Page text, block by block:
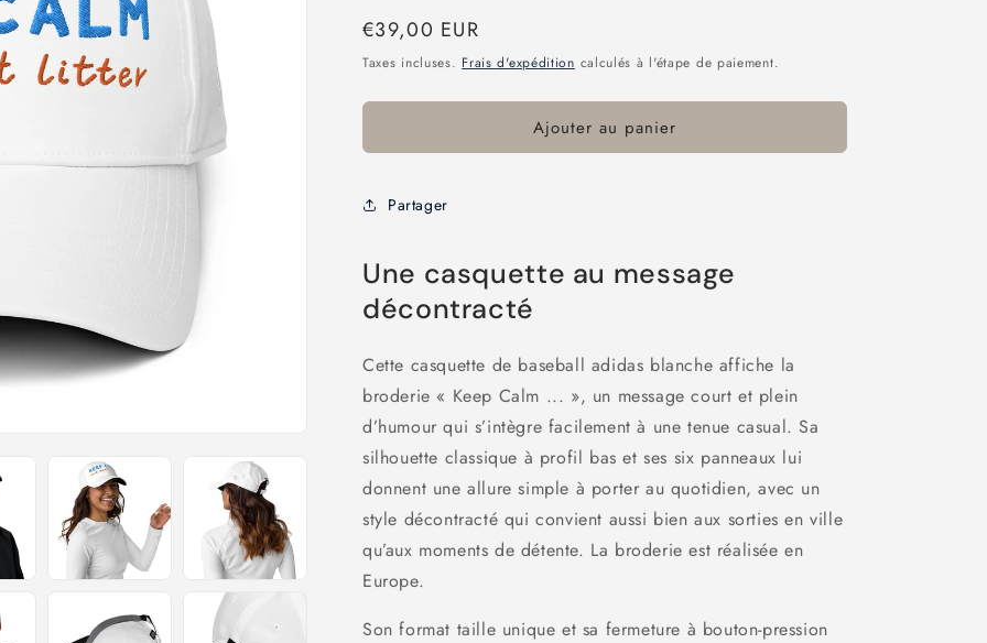
Prix
habituel
€39,00 EUR
Taxes incluses. Frais d'expédition calculés à l'étape de paiement.
Ajouter au panier
Partager
Une casquette au message
décontracté
Cette casquette de baseball adidas blanche affiche la
broderie « Keep Calm ... », un message court et plein
d’humour qui s’intègre facilement à une tenue casual. Sa
silhouette classique à profil bas et ses six panneaux lui
donnent une allure simple à porter au quotidien, avec un
style décontracté qui convient aussi bien aux sorties en ville
qu’aux moments de détente. La broderie est réalisée en
Europe.
Son format taille unique et sa fermeture à bouton-pression